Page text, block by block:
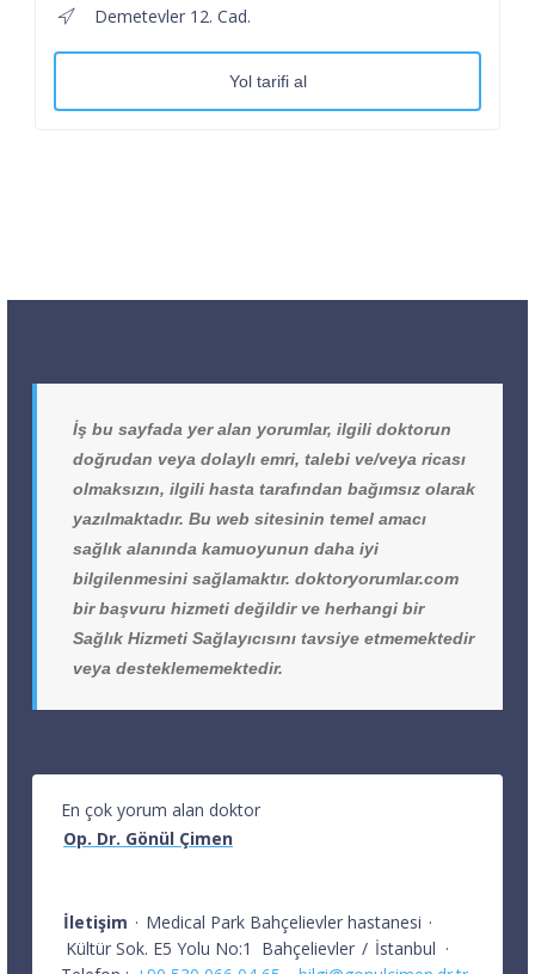
Demetevler 12. Cad.
Yol tarifi al
İş bu sayfada yer alan yorumlar, ilgili doktorun
doğrudan veya dolaylı emri, talebi ve/veya ricası
olmaksızın, ilgili hasta tarafından bağımsız olarak
yazılmaktadır. Bu web sitesinin temel amacı
sağlık alanında kamuoyunun daha iyi
bilgilenmesini sağlamaktır. doktoryorumlar.com
bir başvuru hizmeti değildir ve herhangi bir
Sağlık Hizmeti Sağlayıcısını tavsiye etmemektedir
veya desteklememektedir.
En çok yorum alan doktor
Op. Dr. Gönül Çimen
İletişim · Medical Park Bahçelievler hastanesi ·
Kültür Sok. E5 Yolu No:1
Bahçelievler / İstanbul ·